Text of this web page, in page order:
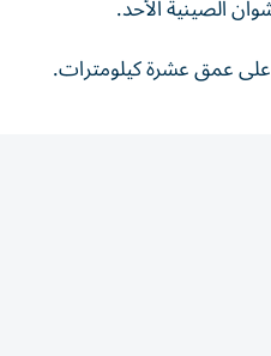
‌على ‌عمق عشرة ‌كيلومترات.